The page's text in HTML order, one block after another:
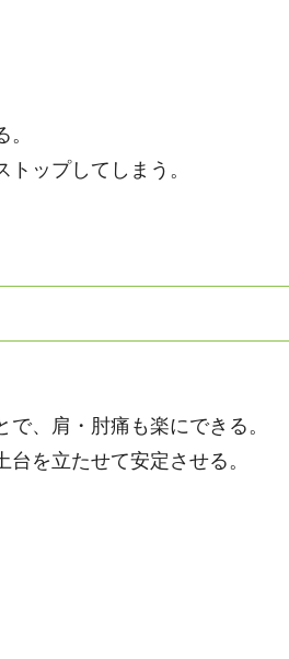
ップしてしまう。
、肩・肘痛も楽にできる。
を立たせて安定させる。